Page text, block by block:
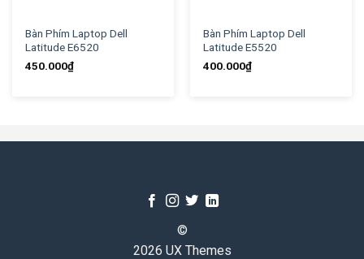
Bàn Phím Laptop Dell
Latitude E6520
450.000₫
Bàn Phím Laptop Dell
Latitude E5520
400.000₫
©
2026 UX Themes